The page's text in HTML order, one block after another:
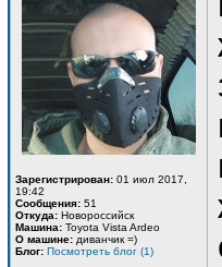
Зарегистрирован: 01 июл 2017,
19:42
Сообщения: 51
Откуда: Новороссийск
Машина: Toyota Vista Ardeo
О машине: диванчик =)
Блог: Посмотреть блог (1)